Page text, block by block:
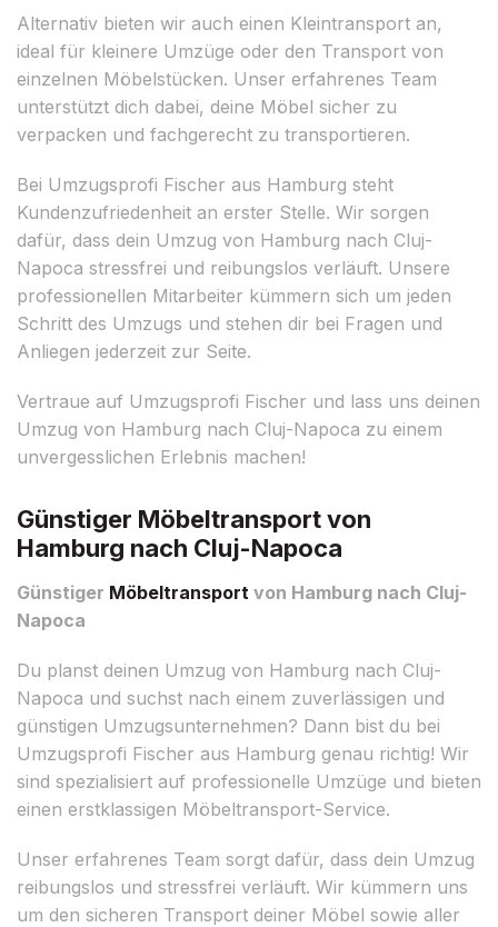
Alternativ bieten wir auch einen Kleintransport an,
ideal für kleinere Umzüge oder den Transport von
einzelnen Möbelstücken. Unser erfahrenes Team
unterstützt dich dabei, deine Möbel sicher zu
verpacken und fachgerecht zu transportieren.
Bei Umzugsprofi Fischer aus Hamburg steht
Kundenzufriedenheit an erster Stelle. Wir sorgen
dafür, dass dein Umzug von Hamburg nach Cluj-
Napoca stressfrei und reibungslos verläuft. Unsere
professionellen Mitarbeiter kümmern sich um jeden
Schritt des Umzugs und stehen dir bei Fragen und
Anliegen jederzeit zur Seite.
Vertraue auf Umzugsprofi Fischer und lass uns deinen
Umzug von Hamburg nach Cluj-Napoca zu einem
unvergesslichen Erlebnis machen!
Günstiger Möbeltransport von
Hamburg nach Cluj-Napoca
Günstiger Möbeltransport von Hamburg nach Cluj-
Napoca
Du planst deinen Umzug von Hamburg nach Cluj-
Napoca und suchst nach einem zuverlässigen und
günstigen Umzugsunternehmen? Dann bist du bei
Umzugsprofi Fischer aus Hamburg genau richtig! Wir
sind spezialisiert auf professionelle Umzüge und bieten
einen erstklassigen Möbeltransport-Service.
Unser erfahrenes Team sorgt dafür, dass dein Umzug
reibungslos und stressfrei verläuft. Wir kümmern uns
um den sicheren Transport deiner Möbel sowie aller